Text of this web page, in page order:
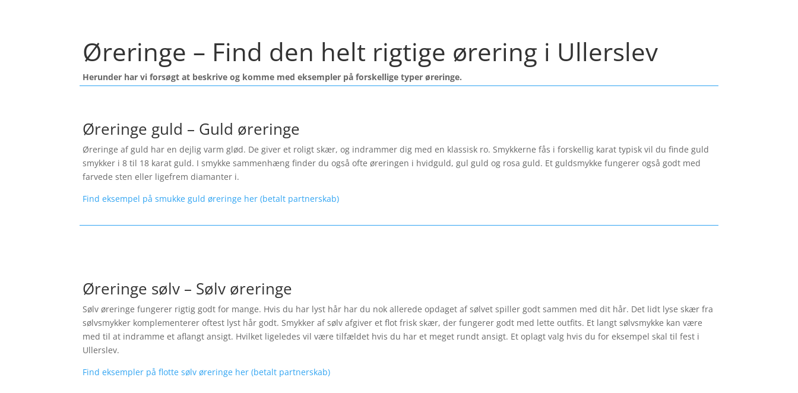
Øreringe – Find den helt rigtige ørering i Ullerslev
Herunder har vi forsøgt at beskrive og komme med eksempler på forskellige typer øreringe.
Øreringe guld – Guld øreringe
Øreringe af guld har en dejlig varm glød. De giver et roligt skær, og indrammer dig med en klassisk ro. Smykkerne fås i forskellig karat typisk vil du finde guld
smykker i 8 til 18 karat guld. I smykke sammenhæng finder du også ofte øreringen i hvidguld, gul guld og rosa guld. Et guldsmykke fungerer også godt med
farvede sten eller ligefrem diamanter i.
Find eksempel på smukke guld øreringe her (betalt partnerskab)
Øreringe sølv – Sølv øreringe
Sølv øreringe fungerer rigtig godt for mange. Hvis du har lyst hår har du nok allerede opdaget af sølvet spiller godt sammen med dit hår. Det lidt lyse skær fra
sølvsmykker komplementerer oftest lyst hår godt. Smykker af sølv afgiver et flot frisk skær, der fungerer godt med lette outfits. Et langt sølvsmykke kan være
med til at indramme et aflangt ansigt. Hvilket ligeledes vil være tilfældet hvis du har et meget rundt ansigt. Et oplagt valg hvis du for eksempel skal til fest i
Ullerslev.
Find eksempler på flotte sølv øreringe her (betalt partnerskab)